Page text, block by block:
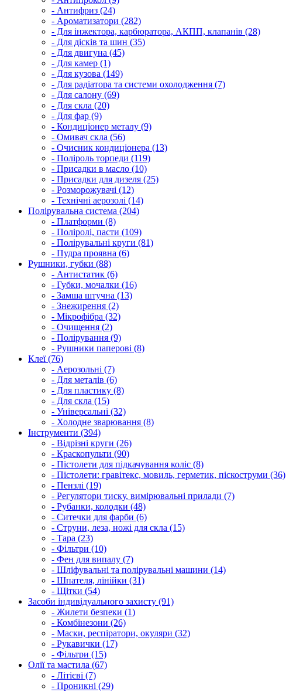
- Антифриз (24)
- Ароматизатори (282)
- Для інжектора, карбюратора, АКПП, клапанів (28)
- Для дісків та шин (35)
- Для двигуна (45)
- Для камер (1)
- Для кузова (149)
- Для радіатора та системи охолодження (7)
- Для салону (69)
- Для скла (20)
- Для фар (9)
- Кондиціонер металу (9)
- Омивач скла (56)
- Очисник кондиціонера (13)
- Поліроль торпеди (119)
- Присадки в масло (10)
- Присадки для дизеля (25)
- Розморожувачі (12)
- Технічні аерозолі (14)
Полірувальна система (204)
- Платформи (8)
- Поліролі, пасти (109)
- Полірувальні круги (81)
- Пудра проявна (6)
Рушники, губки (88)
- Антистатик (6)
- Губки, мочалки (16)
- Замша штучна (13)
- Знежирення (2)
- Мікрофібра (32)
- Очищення (2)
- Полірування (9)
- Рушники паперові (8)
Клеї (76)
- Аерозольні (7)
- Для металів (6)
- Для пластику (8)
- Для скла (15)
- Універсальні (32)
- Холодне зварювання (8)
Інструменти (394)
- Відрізні круги (26)
- Краскопульти (90)
- Пістолети для підкачування коліс (8)
- Пістолети: гравітекс, мовиль, герметик, піскоструми (36)
- Пензлі (19)
- Регулятори тиску, вимірювальні прилади (7)
- Рубанки, колодки (48)
- Ситечки для фарби (6)
- Струни, леза, ножі для скла (15)
- Тара (23)
- Фільтри (10)
- Фен для випалу (7)
- Шліфувальні та полірувальні машини (14)
- Шпателя, лінійки (31)
- Щітки (54)
Засоби індивідуального захисту (91)
- Жилети безпеки (1)
- Комбінезони (26)
- Маски, респіратори, окуляри (32)
- Рукавички (17)
- Фільтри (15)
Олії та мастила (67)
- Літієві (7)
- Проникні (29)